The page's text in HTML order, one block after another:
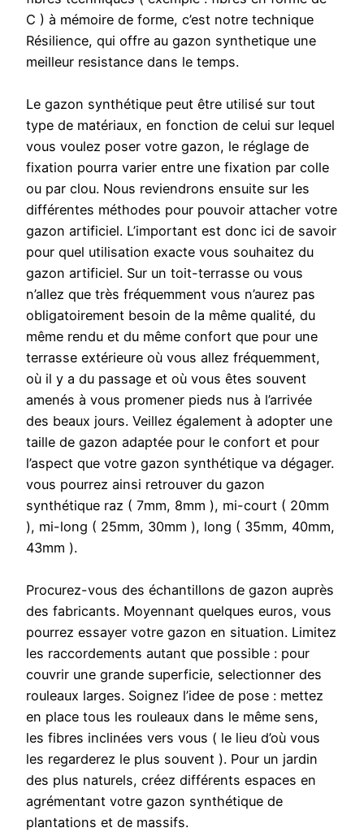
C ) à mémoire de forme, c’est notre technique
Résilience, qui offre au gazon synthetique une
meilleur resistance dans le temps.
Le gazon synthétique peut être utilisé sur tout
type de matériaux, en fonction de celui sur lequel
vous voulez poser votre gazon, le réglage de
fixation pourra varier entre une fixation par colle
ou par clou. Nous reviendrons ensuite sur les
différentes méthodes pour pouvoir attacher votre
gazon artificiel. L’important est donc ici de savoir
pour quel utilisation exacte vous souhaitez du
gazon artificiel. Sur un toit-terrasse ou vous
n’allez que très fréquemment vous n’aurez pas
obligatoirement besoin de la même qualité, du
même rendu et du même confort que pour une
terrasse extérieure où vous allez fréquemment,
où il y a du passage et où vous êtes souvent
amenés à vous promener pieds nus à l’arrivée
des beaux jours. Veillez également à adopter une
taille de gazon adaptée pour le confort et pour
l’aspect que votre gazon synthétique va dégager.
vous pourrez ainsi retrouver du gazon
synthétique raz ( 7mm, 8mm ), mi-court ( 20mm
), mi-long ( 25mm, 30mm ), long ( 35mm, 40mm,
43mm ).
Procurez-vous des échantillons de gazon auprès
des fabricants. Moyennant quelques euros, vous
pourrez essayer votre gazon en situation. Limitez
les raccordements autant que possible : pour
couvrir une grande superficie, selectionner des
rouleaux larges. Soignez l’idee de pose : mettez
en place tous les rouleaux dans le même sens,
les fibres inclinées vers vous ( le lieu d’où vous
les regarderez le plus souvent ). Pour un jardin
des plus naturels, créez différents espaces en
agrémentant votre gazon synthétique de
plantations et de massifs.